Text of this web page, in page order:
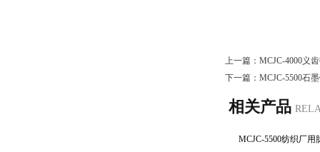
上一篇： MCJC-4000义
下一篇： MCJC-5500石
相关产品
MCJC-5500纺织厂